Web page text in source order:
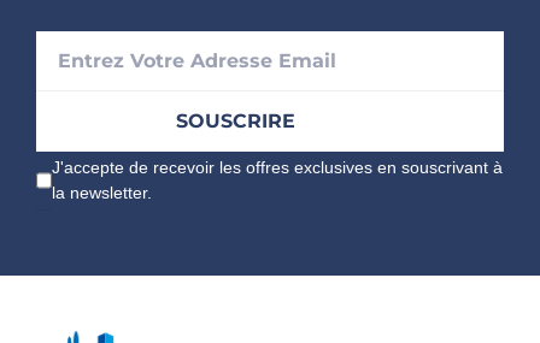
J'accepte de recevoir les offres exclusives en souscrivant à
la newsletter.